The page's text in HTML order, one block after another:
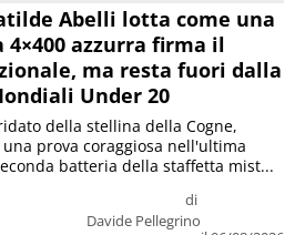
Abelli lotta come una
4×400 azzurra firma il
ma resta fuori dalla
Under 20
di
Davide Pellegrino
della stellina della Cogne,
prova coraggiosa nell'ultima
batteria della staffetta mist...